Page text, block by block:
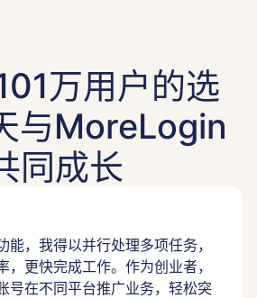
万用户的选
与MoreLogin
同成长
能，我得以并行处理多项任务，
，更快完成工作。作为创业者，
号在不同平台推广业务，轻松突